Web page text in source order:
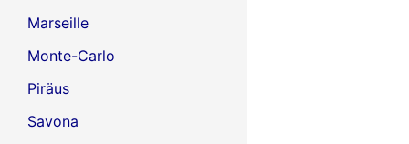
Marseille
Monte-Carlo
Piräus
Savona